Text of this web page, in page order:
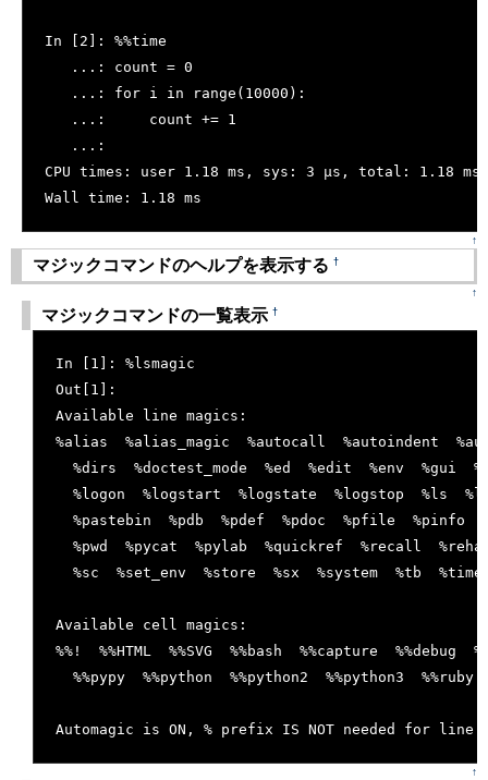
In [2]: %%time
   ...: count = 0
   ...: for i in range(10000):
   ...:     count += 1
   ...:
CPU times: user 1.18 ms, sys: 3 µs, total: 1.18 ms
Wall time: 1.18 ms
↑
マジックコマンドのヘルプを表示する †
↑
マジックコマンドの一覧表示 †
In [1]: %lsmagic
Out[1]:
Available line magics:
%alias  %alias_magic  %autocall  %autoindent
%dirs  %doctest_mode  %ed  %edit  %env  %gui
%logon  %logstart  %logstate  %logstop  %ls
%pastebin  %pdb  %pdef  %pdoc  %pfile  %pinfo
%pwd  %pycat  %pylab  %quickref  %recall
%sc  %set_env  %store  %sx  %system  %tb
Available cell magics:
%%!  %%HTML  %%SVG  %%bash  %%capture
%%pypy  %%python  %%python2  %%python3  %%ruby
Automagic is ON, % prefix IS NOT needed for line
↑